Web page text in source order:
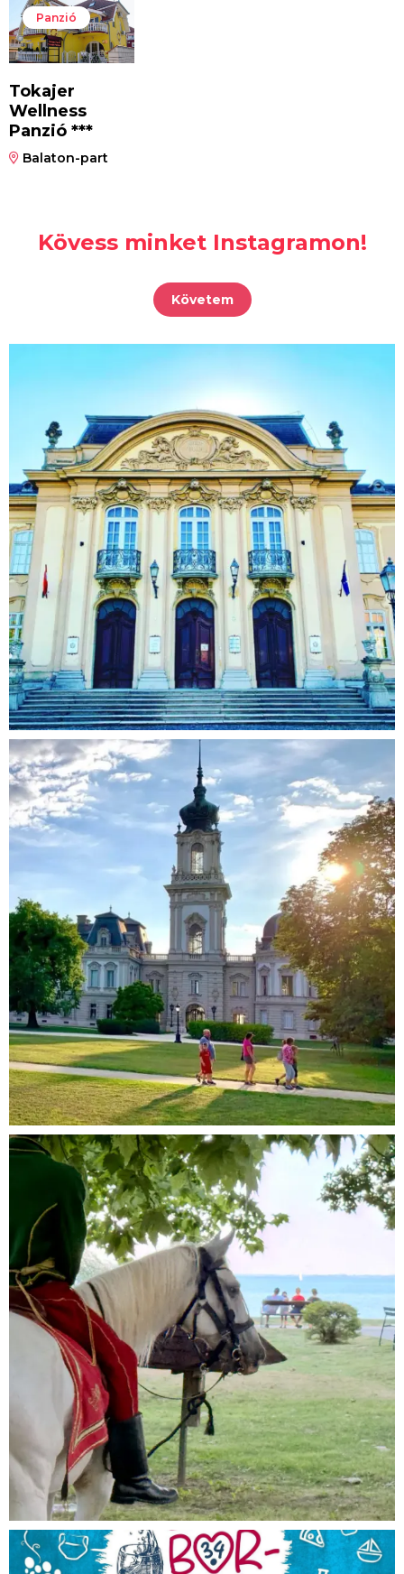
Panzió
Tokajer
Wellness
Panzió ***
Balaton-part
Kövess minket Instagramon!
Követem